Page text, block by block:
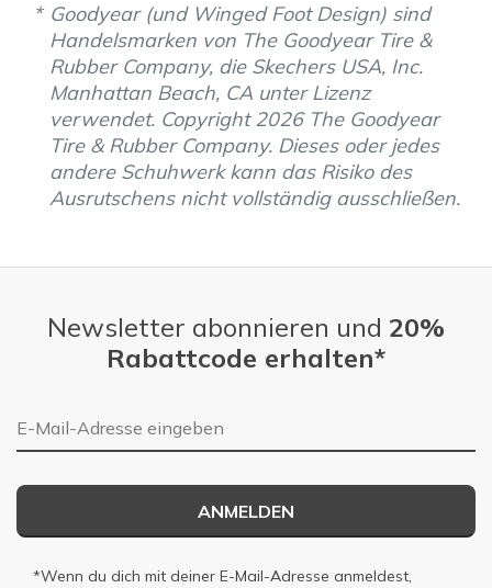
Goodyear (und Winged Foot Design) sind
Handelsmarken von The Goodyear Tire &
Rubber Company, die Skechers USA, Inc.
Manhattan Beach, CA unter Lizenz
verwendet. Copyright 2026 The Goodyear
Tire & Rubber Company. Dieses oder jedes
andere Schuhwerk kann das Risiko des
Ausrutschens nicht vollständig ausschließen.
Newsletter abonnieren und 20%
Rabattcode erhalten*
E-Mail-Adresse
ANMELDEN
*Wenn du dich mit deiner E-Mail-Adresse anmeldest,